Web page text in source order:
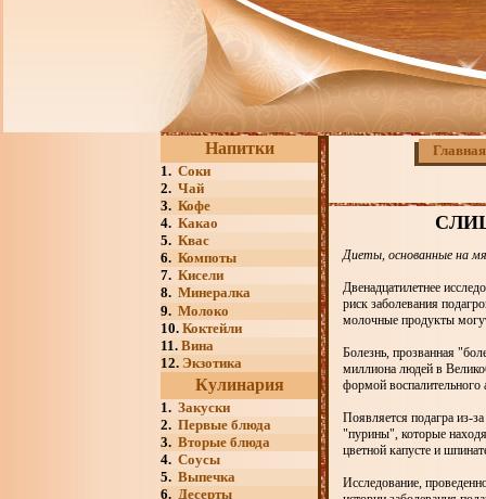
Напитки
1. Соки
2. Чай
3. Кофе
4. Какао
5. Квас
6. Компоты
7. Кисели
8. Минералка
9. Молоко
10. Коктейли
11. Вина
12. Экзотика
Кулинария
1. Закуски
2. Первые блюда
3. Вторые блюда
4. Соусы
5. Выпечка
6. Десерты
Главная
Диеты, основанные на
Двенадцатилетнее
риск заболевания
молочные продукты
Болезнь, прозванная
миллиона людей в
формой
Появляется подагра из-
"пурины", которые
цветной капусте и
Исследование,